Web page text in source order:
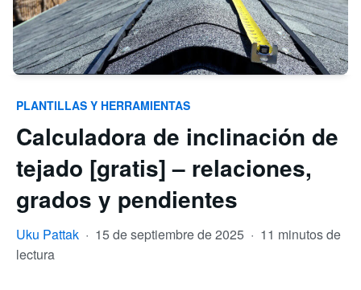
PLANTILLAS Y HERRAMIENTAS
Calculadora de inclinación de
tejado [gratis] – relaciones,
grados y pendientes
Uku Pattak · 15 de septiembre de 2025 · 11 minutos de
lectura